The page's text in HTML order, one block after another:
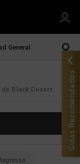
General
Black Desert. Guias Recomendados